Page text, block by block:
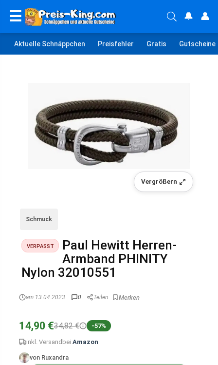
☰ 🔔 👤
Aktuelle Schnäppchen Preisfehler Gratis Gutscheine
Vergrößern
Schmuck
VERPASST
Paul Hewitt Herren-
Armband PHINITY
Nylon 32010551
am 13.04.2023 0 Teilen
14,90 €34,82 € -57%
inkl. Versand bei Amazon
von Ruxandra